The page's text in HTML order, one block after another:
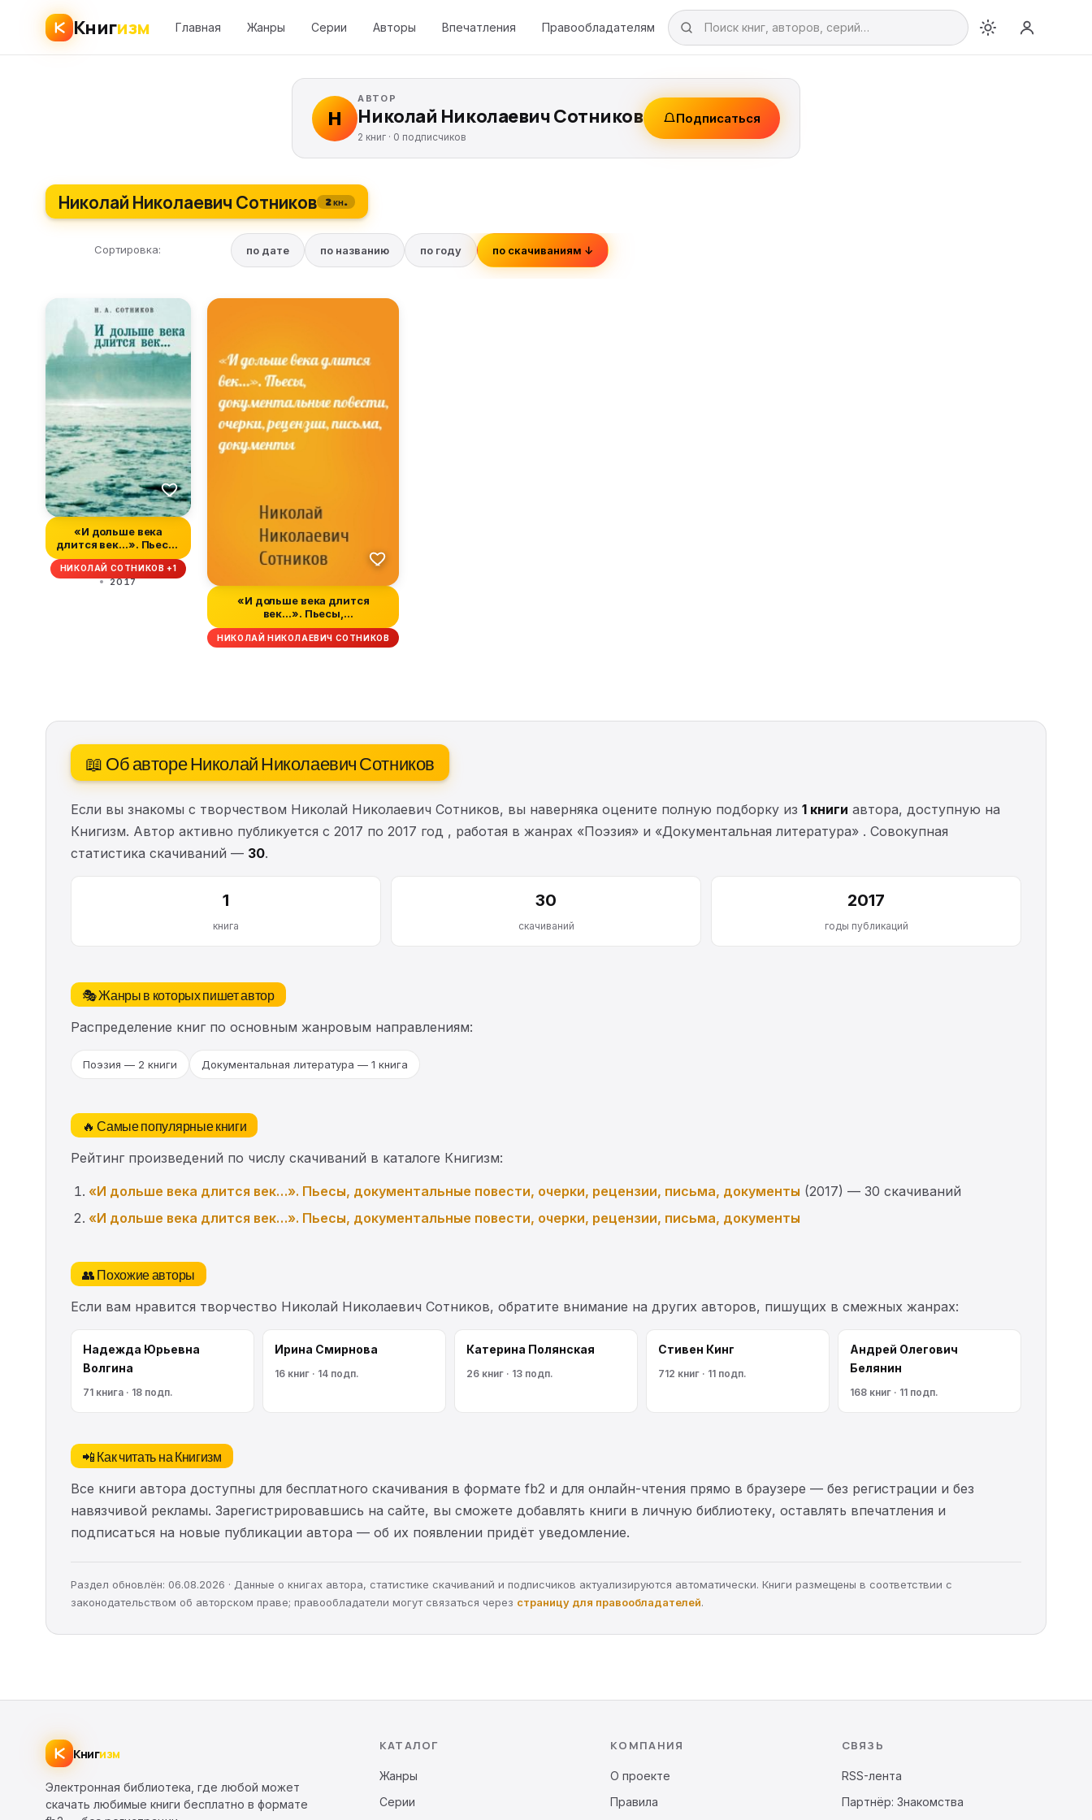
Книгизм Главная Жанры Серии Авторы Впечатления Правообладателям
Н
АВТОР
Николай Николаевич Сотников
2 книг · 0 подписчиков
Подписаться
Николай Николаевич Сотников 2 кн.
Сортировка: по дате по названию по году по скачиваниям ↓
«И дольше века
длится век…». Пьесы,
документальные...
НИКОЛАЙ СОТНИКОВ +1
2017
«И дольше века длится
век…». Пьесы,
документальные...
НИКОЛАЙ НИКОЛАЕВИЧ СОТНИКОВ
📖 Об авторе Николай Николаевич Сотников
Если вы знакомы с творчеством Николай Николаевич Сотников, вы наверняка оцените полную подборку из 1 книги автора, доступную на
Книгизм. Автор активно публикуется с 2017 по 2017 год , работая в жанрах «Поэзия» и «Документальная литература» . Совокупная
статистика скачиваний — 30.
1
книга
30
скачиваний
2017
годы публикаций
🎭 Жанры в которых пишет автор
Распределение книг по основным жанровым направлениям:
Поэзия — 2 книги Документальная литература — 1 книга
🔥 Самые популярные книги
Рейтинг произведений по числу скачиваний в каталоге Книгизм:
«И дольше века длится век…». Пьесы, документальные повести, очерки, рецензии, письма, документы (2017) — 30 скачиваний
«И дольше века длится век…». Пьесы, документальные повести, очерки, рецензии, письма, документы
👥 Похожие авторы
Если вам нравится творчество Николай Николаевич Сотников, обратите внимание на других авторов, пишущих в смежных жанрах:
Надежда Юрьевна
Волгина
71 книга · 18 подп.
Ирина Смирнова
16 книг · 14 подп.
Катерина Полянская
26 книг · 13 подп.
Стивен Кинг
712 книг · 11 подп.
Андрей Олегович
Белянин
168 книг · 11 подп.
📲 Как читать на Книгизм
Все книги автора доступны для бесплатного скачивания в формате fb2 и для онлайн-чтения прямо в браузере — без регистрации и без
навязчивой рекламы. Зарегистрировавшись на сайте, вы сможете добавлять книги в личную библиотеку, оставлять впечатления и
подписаться на новые публикации автора — об их появлении придёт уведомление.
Раздел обновлён: 06.08.2026 · Данные о книгах автора, статистике скачиваний и подписчиков актуализируются автоматически. Книги размещены в соответствии с
законодательством об авторском праве; правообладатели могут связаться через страницу для правообладателей.
Книгизм
Электронная библиотека, где любой может
скачать любимые книги бесплатно в формате
КАТАЛОГ
Жанры
Серии
КОМПАНИЯ
О проекте
Правила
СВЯЗЬ
RSS-лента
Партнёр: Знакомства